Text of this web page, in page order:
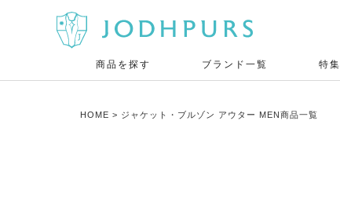
商品を探す ブランド一覧 特集
HOME ジャケット・ブルゾン アウター MEN商品一覧